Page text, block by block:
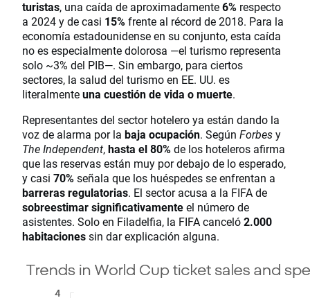
turistas, una caída de aproximadamente6% respecto
a 2024 y de casi 15%frente al récord de 2018. Para la
economía estadounidense en su conjunto, esta caída
no es especialmente dolorosa —el turismo representa
solo ~3% del PIB—. Sin embargo, para ciertos
sectores, la salud del turismo en EE. UU. es
literalmenteuna cuestión de vida o muerte.
Representantes del sector hotelero ya están dando la
voz de alarma por la baja ocupación. Según Forbesy
The Independent,hasta el 80%de los hoteleros afirma
que las reservas están muy por debajo de lo esperado,
y casi 70%señala que los huéspedes se enfrentan a
barreras regulatorias. El sector acusa a la FIFA de
sobreestimar significativamenteel número de
asistentes. Solo en Filadelfia, la FIFA canceló2.000
habitacionessin dar explicación alguna.